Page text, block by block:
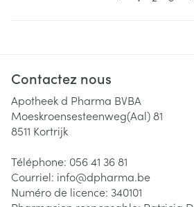
Contactez nous
Apotheek d Pharma BVBA
Moeskroensesteenweg(Aal) 81
8511 Kortrijk
Téléphone: 056 41 36 81
Courriel: info@dpharma.be
Numéro de licence: 340101